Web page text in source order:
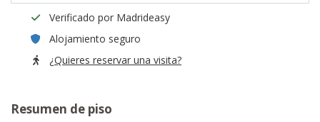
Verificado por Madrideasy
Alojamiento seguro
¿Quieres reservar una visita?
Resumen de piso